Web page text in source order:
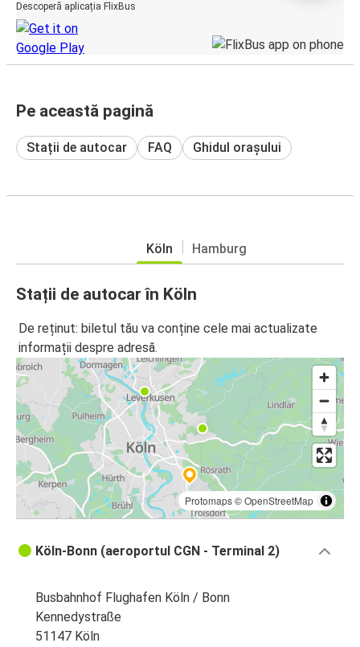
Descoperă aplicația FlixBus
Pe această pagină
Stații de autocar FAQ Ghidul orașului
Köln Hamburg
Stații de autocar în Köln
De reținut: biletul tău va conține cele mai actualizate
informații despre adresă.
Protomaps©OpenStreetMap
Köln-Bonn (aeroportul CGN - Terminal 2)
Busbahnhof Flughafen Köln / Bonn
Kennedystraße
51147 Köln